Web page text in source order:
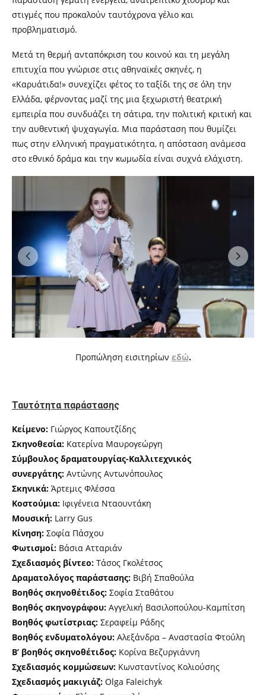
στιγμές που προκαλούν ταυτόχρονα γέλιο και
προβληματισμό.
Μετά τη θερμή ανταπόκριση του κοινού και τη μεγάλη
επιτυχία που γνώρισε στις αθηναϊκές σκηνές, η
«Καρυάτιδα!» συνεχίζει φέτος το ταξίδι της σε όλη την
Ελλάδα, φέρνοντας μαζί της μια ξεχωριστή θεατρική
εμπειρία που συνδυάζει τη σάτιρα, την πολιτική κριτική και
την αυθεντική ψυχαγωγία. Μια παράσταση που θυμίζει
πως στην ελληνική πραγματικότητα, η απόσταση ανάμεσα
στο εθνικό δράμα και την κωμωδία είναι συχνά ελάχιστη.
Προπώληση εισιτηρίων εδώ.
Ταυτότητα παράστασης
Κείμενο: Γιώργος Καπουτζίδης
Σκηνοθεσία: Κατερίνα Μαυρογεώργη
Σύμβουλος δραματουργίας-Καλλιτεχνικός
συνεργάτης: Αντώνης Αντωνόπουλος
Σκηνικά: Άρτεμις Φλέσσα
Κοστούμια: Ιφιγένεια Νταουντάκη
Μουσική: Larry Gus
Κίνηση: Σοφία Πάσχου
Φωτισμοί: Βάσια Ατταριάν
Σχεδιασμός βίντεο: Τάσος Γκολέτσος
Δραματολόγος παράστασης: Βιβή Σπαθούλα
Βοηθός σκηνοθέτιδος: Σοφία Σταθάτου
Βοηθός σκηνογράφου: Αγγελική Βασιλοπούλου-Καμπίτση
Βοηθός φωτίστριας: Σεραφείμ Ράδης
Βοηθός ενδυματολόγου: Αλεξάνδρα – Αναστασία Φτούλη
Β’ βοηθός σκηνοθέτιδος: Κορίνα Βεζυργιάννη
Σχεδιασμός κομμώσεων: Κωνσταντίνος Κολιούσης
Σχεδιασμός μακιγιάζ: Olga Faleichyk